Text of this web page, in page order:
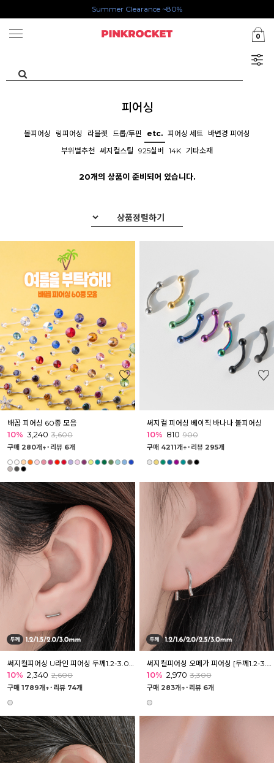
Summer Clearance ~80%
0
피어싱
볼피어싱 링피어싱 라블렛 드롭/투핀 etc. 피어싱 세트 바변경 피어싱
부위별추천 써지컬스틸 925실버 14K 기타소재
20개의 상품이 준비되어 있습니다.
배꼽 피어싱 60종 모음
10% 3,240 3,600
구매 280개↑˙ 리뷰 6개
써지컬 피어싱 베이직 바나나 볼피어싱
10% 810 900
구매 4211개↑˙ 리뷰 295개
써지컬피어싱 U라인 피어싱 두께1.2-3.0mm
10% 2,340 2,600
구매 1789개↑˙ 리뷰 74개
써지컬피어싱 오메가 피어싱 [두께1.2-3.0mm]
10% 2,970 3,300
구매 283개↑˙ 리뷰 6개